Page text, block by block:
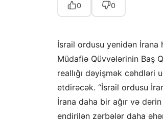
0 0
İsrail ordusu yenidən İrana
Müdafiə Qüvvələrinin Baş
reallığı dəyişmək cəhdləri
etdirəcək. “İsrail ordusu
İrana daha bir ağır və
endirilən zərbələr daha